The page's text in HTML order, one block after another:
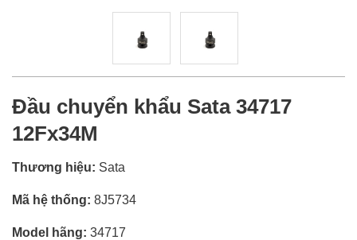
Đầu chuyển khẩu Sata 34717
12Fx34M
Thương hiệu: Sata
Mã hệ thống: 8J5734
Model hãng: 34717